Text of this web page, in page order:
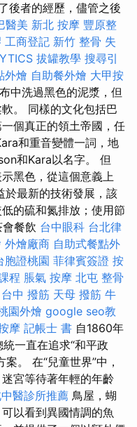
後者的經歷，儘管之後
醫美 新北 按摩 豐原整
工商登記 新竹 整骨 失
拔罐教學 搜尋引
外燴 自助餐外燴 大甲按
中洗過黑色的泥漿，但
。 同樣的文化包括巴
個真正的領土帝國，任
和重音變體一詞，地
和Kara以名字。 但
黑色，從這個意義上
於最新的技術發展，該
的硫和氮排放；使用節
餐飲 台中眼科 台北律
外燴廠商 自助式餐點外
胞證桃園 菲律賓簽證 按
程 脹氣 按摩 北屯 整骨
台中 撥筋 天母 撥筋 牛
園外燴 google seo教
摩 記帳士 書 自1860年
一直在追求“和平政
。 在“兒童世界”中，
宮等待著年輕的年齡
醫診所推薦 鳥屋，蝴
以看到異國情調的魚